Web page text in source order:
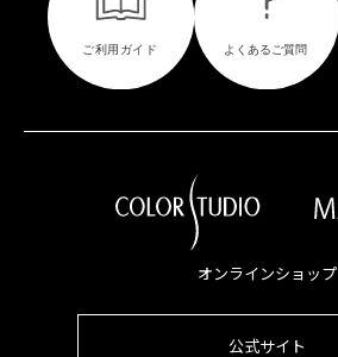
オンラインショップ
公式サイト